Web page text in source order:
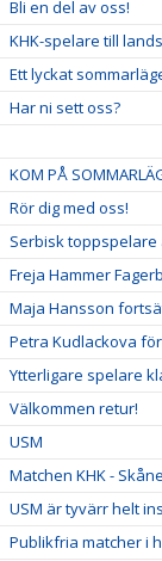
Bli en del av oss!
KHK-spelare till
Ett lyckat
Har ni sett oss?
KOM PÅ
Rör dig med oss!
Serbisk
Freja Hammer
Maja Hansson
Petra Kudlackova
Ytterligare spelare
Välkommen retur!
USM
Matchen KHK -
USM är tyvärr helt
Publikfria matcher i